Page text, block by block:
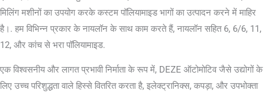
मिलिंग मशीनों का उपयोग करके कस्टम पॉलियामाइड भागों का उत्पादन करने में माहिर
है।. हम विभिन्न प्रकार के नायलॉन के साथ काम करते हैं, नायलॉन सहित 6, 6/6, 11,
12, और कांच से भरा पॉलियामाइड.
एक विश्वसनीय और लागत प्रभावी निर्माता के रूप में, DEZE ऑटोमोटिव जैसे उद्योगों के
लिए उच्च परिशुद्धता वाले हिस्से वितरित करता है, इलेक्ट्रानिक्स, कपड़ा, और उपभोक्ता